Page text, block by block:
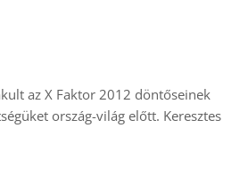
az X Faktor 2012 döntőseinek
ország-világ előtt. Keresztes